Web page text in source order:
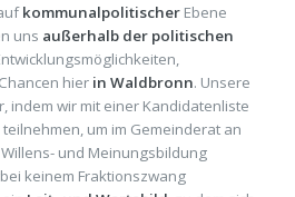
kommunalpolitischer Ebene
uns außerhalb der politischen
hierin Waldbronn. Unsere
indem wir mit einer Kandidatenliste
um im Gemeinderat an
und Meinungsbildung
keinem Fraktionszwang